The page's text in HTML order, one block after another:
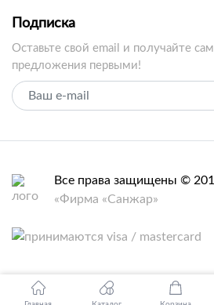
Подписка
Оставьте свой email и получайте
предложения первыми!
Все права защищены ©
«Фирма «Санжар»